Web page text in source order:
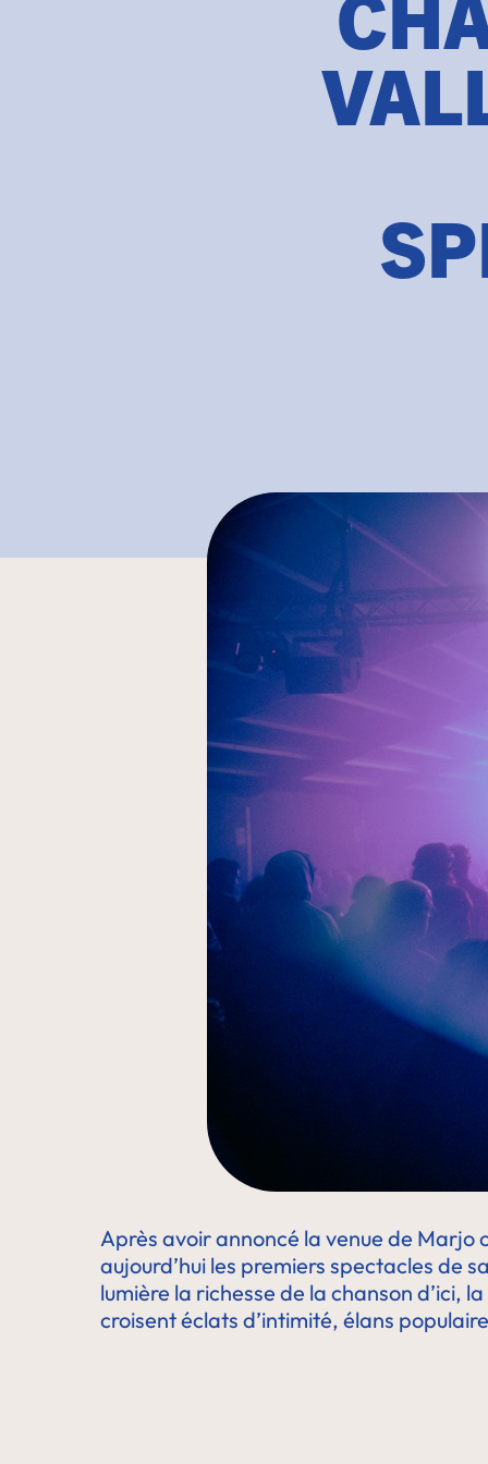
Après avoir annoncé la venue de Marjo
aujourd’hui les premiers spectacles de
lumière la richesse de la chanson d’ici,
croisent éclats d’intimité, élans